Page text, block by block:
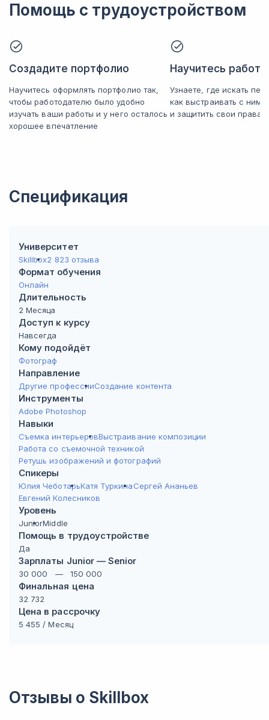
Помощь с трудоустройством
Создадите портфолио
Научитесь оформлять портфолио так,
чтобы работодателю было удобно
изучать ваши работы и у него осталось
хорошее впечатление
Научитесь
Узнаете, где искать
как выстраивать с
и защитить свои права
Спецификация
Университет
Skillbox2 823 отзыва
Формат обучения
Онлайн
Длительность
2 Месяца
Доступ к курсу
Навсегда
Кому подойдёт
Фотограф
Направление
Другие профессииСоздание контента
Инструменты
Adobe Photoshop
Навыки
Съемка интерьеровВыстраивание композиции
Работа со съемочной техникой
Ретушь изображений и фотографий
Спикеры
Юлия ЧеботарьКатя ТуркинаСергей Ананьев
Евгений Колесников
Уровень
JuniorMiddle
Помощь в трудоустройстве
Да
Зарплаты Junior — Senior
30 000 — 150 000
Финальная цена
32 732
Цена в рассрочку
5 455 / Месяц
Отзывы о Skillbox